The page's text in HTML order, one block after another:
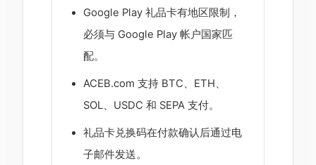
Google Play 礼品卡有地区限制，
必须与 Google Play 帐户国家匹
配。
ACEB.com 支持 BTC、ETH、
SOL、USDC 和 SEPA 支付。
礼品卡兑换码在付款确认后通过电
子邮件发送。